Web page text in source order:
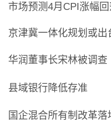
市场预测4月CPI涨幅
京津冀一体化规划或出
华润董事长宋林被调查
县域银行降低存准
国企混合所有制改革落